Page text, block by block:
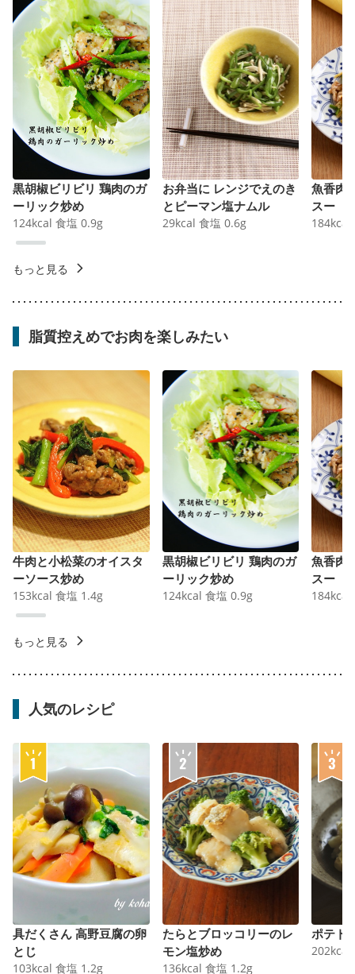
黒胡椒ビリビリ 鶏肉のガ
ーリック炒め
124kcal 食塩 0.9g
お弁当に レンジでえのき
とピーマン塩ナムル
29kcal 食塩 0.6g
魚香肉
スー
184kcal
もっと見る
脂質控えめでお肉を楽しみたい
牛肉と小松菜のオイスタ
ーソース炒め
153kcal 食塩 1.4g
黒胡椒ビリビリ 鶏肉のガ
ーリック炒め
124kcal 食塩 0.9g
魚香肉
スー
184kcal
もっと見る
人気のレシピ
具だくさん 高野豆腐の卵
とじ
103kcal 食塩 1.2g
たらとブロッコリーのレ
モン塩炒め
136kcal 食塩 1.2g
ポテト
202kcal